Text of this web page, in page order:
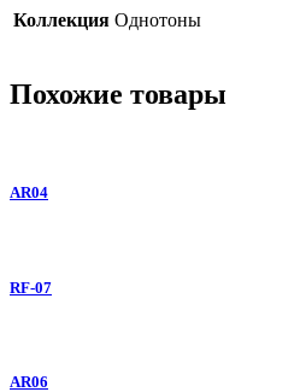
Коллекция Однотоны
Похожие товары
AR04
RF-07
AR06